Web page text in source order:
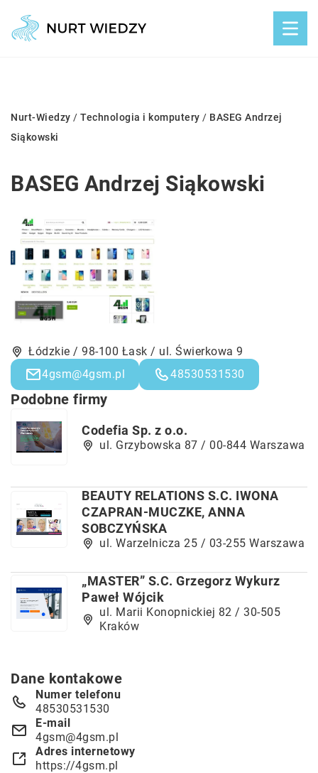
Nurt-Wiedzy / Technologia i komputery / BASEG Andrzej
Siąkowski
BASEG Andrzej Siąkowski
Łódzkie / 98-100 Łask / ul. Świerkowa 9
4gsm@4gsm.pl
48530531530
Podobne firmy
Codefia Sp. z o.o.
ul. Grzybowska 87 / 00-844 Warszawa
BEAUTY RELATIONS S.C. IWONA
CZAPRAN-MUCZKE, ANNA
SOBCZYŃSKA
ul. Warzelnicza 25 / 03-255 Warszawa
„MASTER” S.C. Grzegorz Wykurz
Paweł Wójcik
ul. Marii Konopnickiej 82 / 30-505
Kraków
Dane kontakowe
Numer telefonu
48530531530
E-mail
4gsm@4gsm.pl
Adres internetowy
https://4gsm.pl